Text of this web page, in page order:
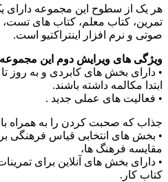
هر یک از سطوح این مجموعه دارای
تمرین، کتاب معلم، کتاب های
صوتی و نرم افزار اینتراکتیو است.
ویژگی های ویرایش دوم این
• دارای بخش های کابردی و به روز تا
ابتدا مکالمه داشته باشند.
• فعالیت های عملی جدید .
جذاب که صحبت کردن را به همراه
• بخش های انتخابی قیاس فرهنگی
مقایسه فرهنگ ها،
• دارای بخش های آنلاین برای
کتاب کار.